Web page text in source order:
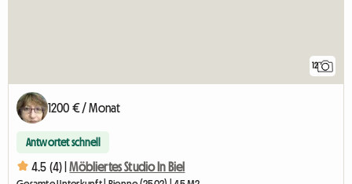
12
1200 € / Monat
Antwortet schnell
4.5 (4) | Möbliertes Studio In Biel